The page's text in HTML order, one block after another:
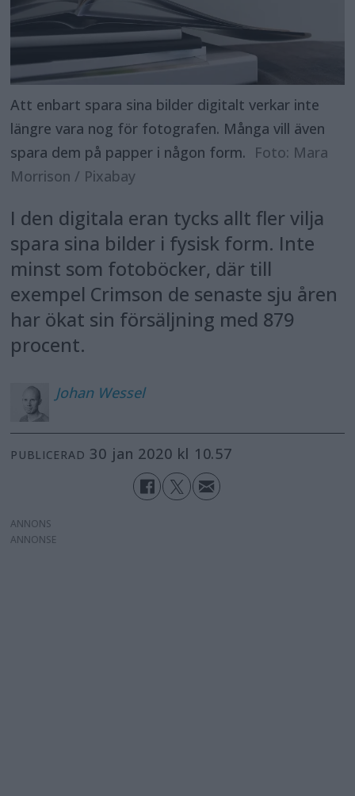
Att enbart spara sina bilder digitalt verkar inte
längre vara nog för fotografen. Många vill även
spara dem på papper i någon form. Foto: Mara
Morrison / Pixabay
I den digitala eran tycks allt fler vilja
spara sina bilder i fysisk form. Inte
minst som fotoböcker, där till
exempel Crimson de senaste sju åren
har ökat sin försäljning med 879
procent.
Johan Wessel
PUBLICERAD 30 jan 2020 kl 10.57
ANNONS